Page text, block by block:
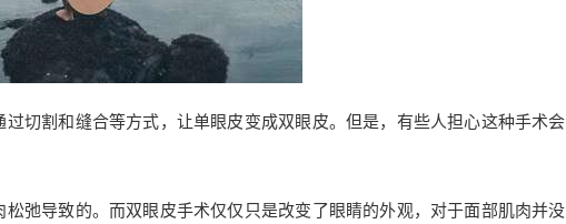
切割和缝合等方式，让单眼皮变成双眼皮。但是，有些人担心这种手术会
弛导致的。而双眼皮手术仅仅只是改变了眼睛的外观，对于面部肌肉并没